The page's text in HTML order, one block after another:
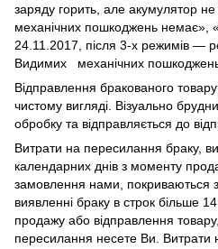
заряду горить, але акумулятор не
механічних пошкоджень немає»,
24.11.2017, після 3-х режимів —
Видимих механічних
Відправлення бракованого
чистому вигляді. Візуально
обробку та відправляється до
Витрати на пересилання браку,
календарних днів з моменту
замовлення нами, покриваються
виявленні браку в строк більше
продажу або відправлення
пересилання несете Ви. Витрати